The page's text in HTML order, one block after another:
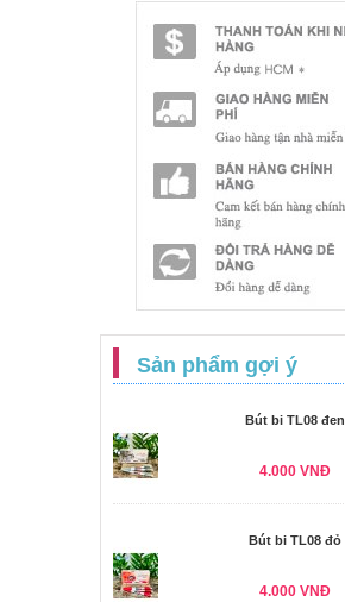
Sản phẩm gợi ý
Bút bi TL08 đen
4.000 VNĐ
Bút bi TL08 đỏ
4.000 VNĐ